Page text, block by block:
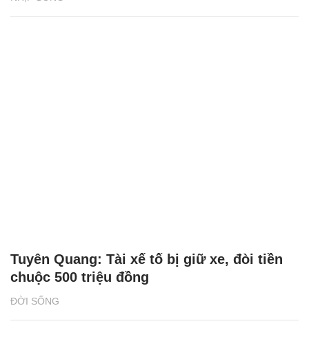
ĐỜI SỐNG
Tuyên Quang: Tài xế tố bị giữ xe, đòi tiền
chuộc 500 triệu đồng